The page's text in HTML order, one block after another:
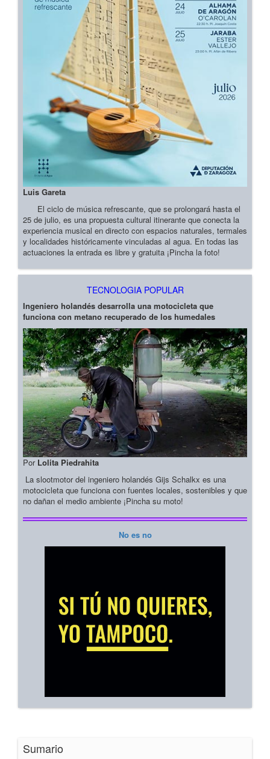
Luis Gareta
El ciclo de música refrescante, que se prolongará hasta el
25 de julio, es una propuesta cultural itinerante que conecta la
experiencia musical en directo con espacios naturales, termales
y localidades históricamente vinculadas al agua. En todas las
actuaciones la entrada es libre y gratuita ¡Pincha la foto!
TECNOLOGIA POPULAR
Ingeniero holandés desarrolla una motocicleta que
funciona con metano recuperado de los humedales
Por Lolita Piedrahita
La slootmotor del ingeniero holandés Gijs Schalkx es una
motocicleta que funciona con fuentes locales, sostenibles y que
no dañan el medio ambiente ¡Pincha su moto!
No es no
Sumario